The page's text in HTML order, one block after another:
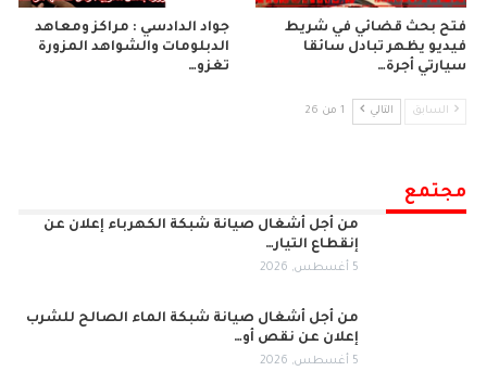
فتح بحث قضائي في شريط
فيديو يظهر تبادل سائقا
سيارتي أجرة…
جواد الدادسي : مراكز ومعاهد
الدبلومات والشواهد المزورة
تغزو…
السابق التالي 1 من 26
مجتمع
من أجل أشغال صيانة شبكة الكهرباء إعلان عن
إنقطاع التيار…
5 أغسطس, 2026
من أجل أشغال صيانة شبكة الماء الصالح للشرب
إعلان عن نقص أو…
5 أغسطس, 2026